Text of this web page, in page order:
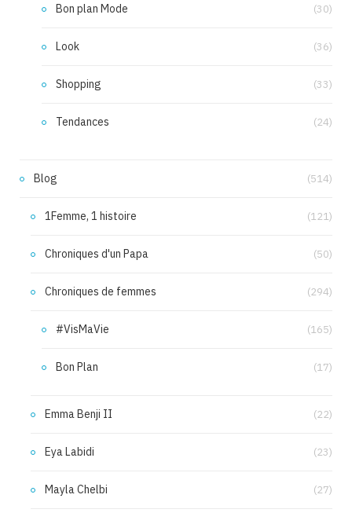
Bon plan Mode (30)
Look (36)
Shopping (33)
Tendances (24)
Blog (514)
1Femme, 1 histoire (121)
Chroniques d'un Papa (50)
Chroniques de femmes (294)
#VisMaVie (165)
Bon Plan (17)
Emma Benji II (22)
Eya Labidi (23)
Mayla Chelbi (27)